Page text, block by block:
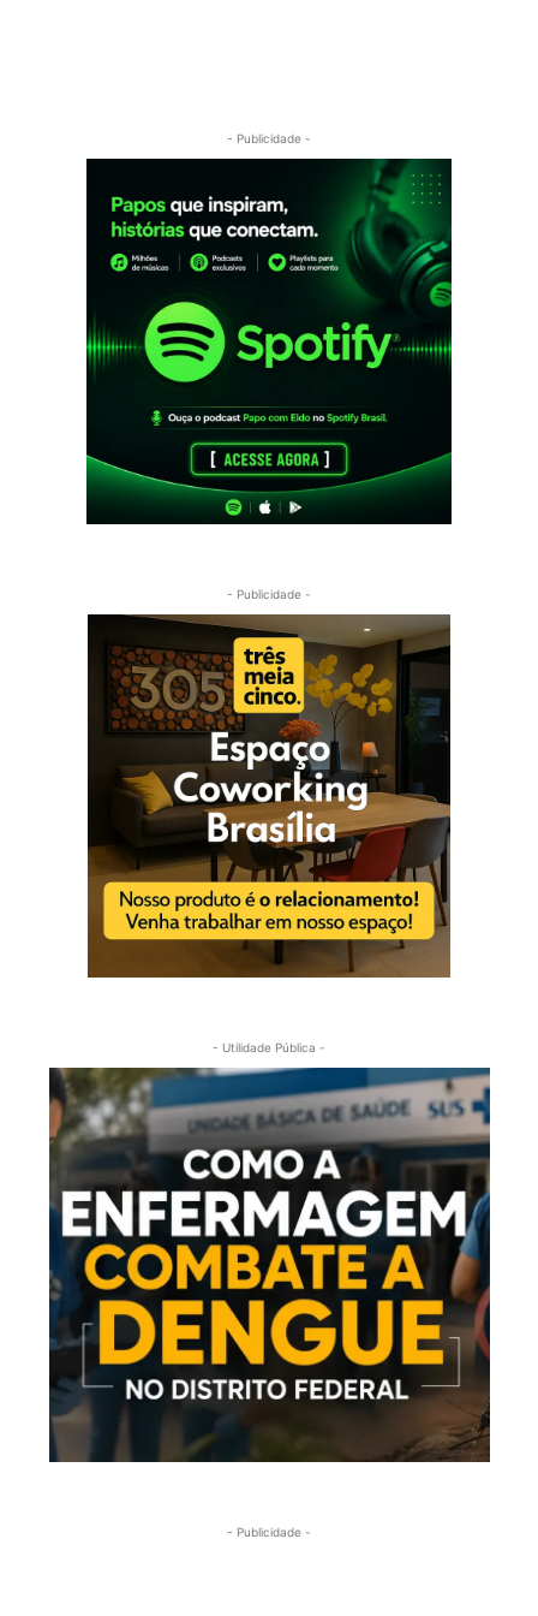
- Publicidade -
- Publicidade -
- Utilidade Pública -
- Publicidade -